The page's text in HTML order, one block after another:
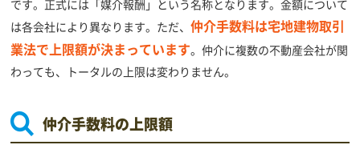
です。正式には「媒介報酬」という名称となります。金額について
は各会社により異なります。ただ、仲介手数料は宅地建物取引
業法で上限額が決まっています。仲介に複数の不動産会社が関
わっても、トータルの上限は変わりません。
仲介手数料の上限額